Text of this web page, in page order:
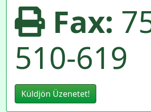
Fax:
510-619
Küldjön Üzenetet!